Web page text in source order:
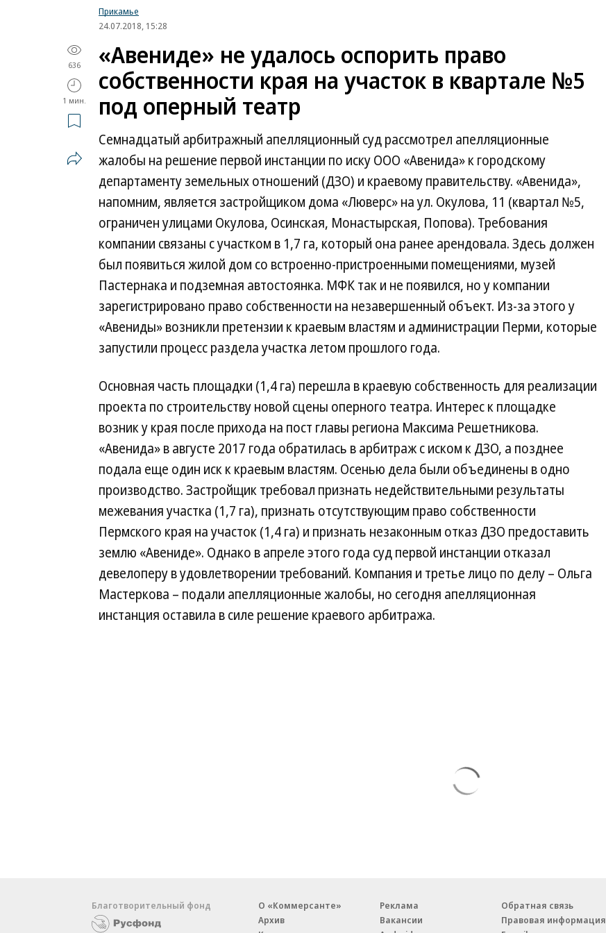
Прикамье
24.07.2018, 15:28
636
1 мин.
«Авениде» не удалось оспорить право
собственности края на участок в квартале №5
под оперный театр
Семнадцатый арбитражный апелляционный суд рассмотрел апелляционные
жалобы на решение первой инстанции по иску ООО «Авенида» к городскому
департаменту земельных отношений (ДЗО) и краевому правительству. «Авенида»,
напомним, является застройщиком дома «Люверс» на ул. Окулова, 11 (квартал №5,
ограничен улицами Окулова, Осинская, Монастырская, Попова). Требования
компании связаны с участком в 1,7 га, который она ранее арендовала. Здесь должен
был появиться жилой дом со встроенно-пристроенными помещениями, музей
Пастернака и подземная автостоянка. МФК так и не появился, но у компании
зарегистрировано право собственности на незавершенный объект. Из-за этого у
«Авениды» возникли претензии к краевым властям и администрации Перми, которые
запустили процесс раздела участка летом прошлого года.
Основная часть площадки (1,4 га) перешла в краевую собственность для реализации
проекта по строительству новой сцены оперного театра. Интерес к площадке
возник у края после прихода на пост главы региона Максима Решетникова.
«Авенида» в августе 2017 года обратилась в арбитраж с иском к ДЗО, а позднее
подала еще один иск к краевым властям. Осенью дела были объединены в одно
производство. Застройщик требовал признать недействительными результаты
межевания участка (1,7 га), признать отсутствующим право собственности
Пермского края на участок (1,4 га) и признать незаконным отказ ДЗО предоставить
землю «Авениде». Однако в апреле этого года суд первой инстанции отказал
девелоперу в удовлетворении требований. Компания и третье лицо по делу – Ольга
Мастеркова – подали апелляционные жалобы, но сегодня апелляционная
инстанция оставила в силе решение краевого арбитража.
Благотворительный фонд
О «Коммерсанте»
Архив
Реклама
Вакансии
Обратная связь
Правовая информация